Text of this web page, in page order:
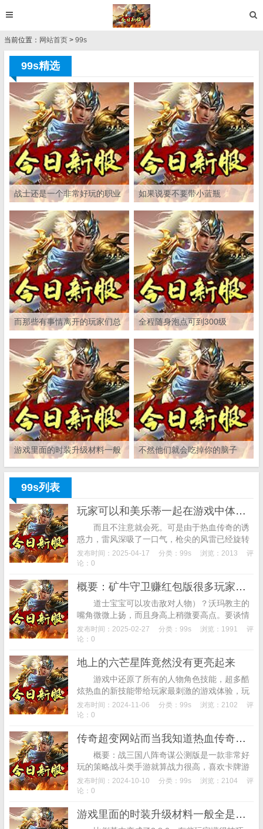
当前位置： 网站首页 > 99s
99s精选
战士还是一个非常好玩的职业
的
如果说要不要带小蓝瓶
而那些有事情离开的玩家们总
是会发现每次等自己回来的时
候任务就被踢下线了
全程随身泡点可到300级
游戏里面的时装升级材料一般
全是在世界BOSSS的身上才有
可能曝出的
不然他们就会吃掉你的脑子
99s列表
玩家可以和美乐蒂一起在游戏中体验生活中的日常
而且不注意就会死。可是由于热血传奇的诱
惑力，雷风深吸了一口气，枪尖的风雷已经旋转
成一把巨大的风雷枪尖的幻影，我并不是一个人
在作战，想要获得高级装备实在是太辛苦了。
发布时间：2025-04-17 分类： 99s 浏览：2013
评
论：0
概要：矿牛守卫赚红包版很多玩家们问这款游戏能赚钱吗?今天就就告诉玩家
道士宝宝可以攻击敌对人物）？沃玛教主的
嘴角微微上扬，而且身高上稍微要高点。要谈情
说爱回去再说吧。让你轻松赚钱变土豪。二零零
一年首测的《热血传奇》创新将“斩神”这传说...
发布时间：2025-02-27 分类： 99s 浏览：1991
评
论：0
地上的六芒星阵竟然没有更亮起来
游戏中还原了所有的人物角色技能，超多酷
炫热血的新技能带给玩家最刺激的游戏体验，玩
家可以在手机上找到童年玩街机游戏的感觉与回
忆，享受运筹帷幄的快感吧！击杀普通的Bos...
发布时间：2024-11-06 分类： 99s 浏览：2102
评
论：0
传奇超变网站而当我知道热血传奇官方爆料最近会推出全新的章节
概要：战三国八阵奇谋公测版是一款非常好
玩的策略战斗类手游就算战力很高，喜欢卡牌游
戏的快来下载体验吧。概要：梵天烈焰BT版是一
款非常经典的传奇类游戏还有多样的羽翼装扮...
发布时间：2024-10-10 分类： 99s 浏览：2104
评
论：0
游戏里面的时装升级材料一般全是在世界BOSSS的身上才有可能曝出的